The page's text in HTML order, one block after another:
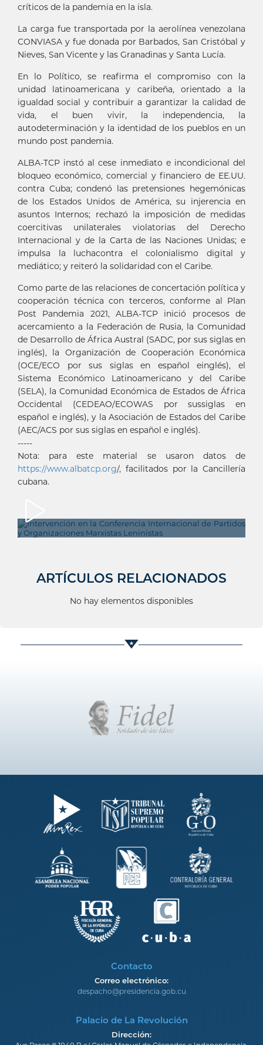
críticos de la pandemia en la isla.
La carga fue transportada por la aerolínea venezolana
CONVIASA y fue donada por Barbados, San Cristóbal y
Nieves, San Vicente y las Granadinas y Santa Lucía.
En lo Político, se reafirma el compromiso con la
unidad latinoamericana y caribeña, orientado a la
igualdad social y contribuir a garantizar la calidad de
vida, el buen vivir, la independencia, la
autodeterminación y la identidad de los pueblos en un
mundo post pandemia.
ALBA-TCP instó al cese inmediato e incondicional del
bloqueo económico, comercial y financiero de EE.UU.
contra Cuba; condenó las pretensiones hegemónicas
de los Estados Unidos de América, su injerencia en
asuntos Internos; rechazó la imposición de medidas
coercitivas unilaterales violatorias del Derecho
Internacional y de la Carta de las Naciones Unidas; e
impulsa la luchacontra el colonialismo digital y
mediático; y reiteró la solidaridad con el Caribe.
Como parte de las relaciones de concertación política y
cooperación técnica con terceros, conforme al Plan
Post Pandemia 2021, ALBA-TCP inició procesos de
acercamiento a la Federación de Rusia, la Comunidad
de Desarrollo de África Austral (SADC, por sus siglas en
inglés), la Organización de Cooperación Económica
(OCE/ECO por sus siglas en español einglés), el
Sistema Económico Latinoamericano y del Caribe
(SELA), la Comunidad Económica de Estados de África
Occidental (CEDEAO/ECOWAS por sussiglas en
español e inglés), y la Asociación de Estados del Caribe
(AEC/ACS por sus siglas en español e inglés).
-----
Nota: para este material se usaron datos de
https://www.albatcp.org/, facilitados por la Cancillería
cubana.
ARTÍCULOS RELACIONADOS
No hay elementos disponibles
Contacto
Correo electrónico:
despacho@presidencia.gob.cu
Palacio de La Revolución
Dirección: